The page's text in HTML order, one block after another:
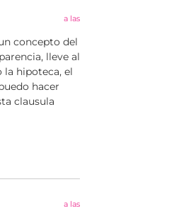
a las
concepto del
lleve al
la hipoteca, el
hacer
clausula
a las